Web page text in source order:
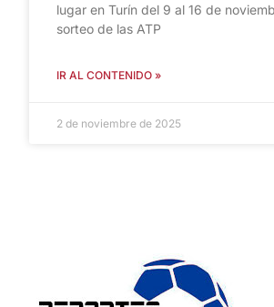
lugar en Turín del 9 al 16 de
sorteo de las ATP
IR AL CONTENIDO »
2 de noviembre de 2025